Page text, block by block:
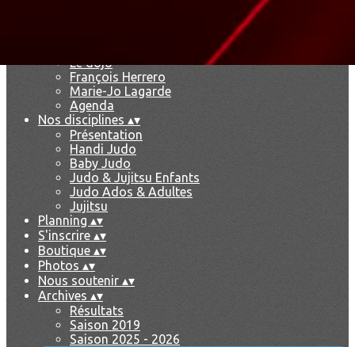
Le dojo
François Herrero
Marie-Jo Lagarde
Agenda
Nos disciplines ▴▾
Présentation
Handi Judo
Baby Judo
Judo & Jujitsu Enfants
Judo Ados & Adultes
Jujitsu
Planning ▴▾
S'inscrire ▴▾
Boutique ▴▾
Photos ▴▾
Nous soutenir ▴▾
Archives ▴▾
Résultats
Saison 2019
Saison 2025 - 2026